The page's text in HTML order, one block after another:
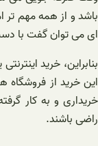
باشد و از همه مهم تر
ای می توان گفت با
بنابراین، خرید
این خرید از فروشگاه
خریداری و به کار
راضی باشند.